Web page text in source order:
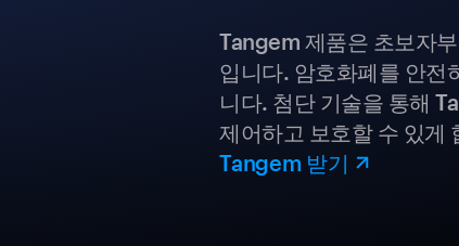
Tangem 제품은 초보자
입니다. 암호화폐를 안전
니다. 첨단 기술을 통해
제어하고 보호할 수 있게
Tangem 받기